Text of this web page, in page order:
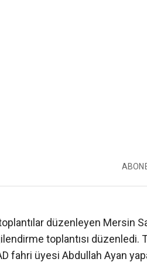
düzenleyen Mersin
toplantısı düzenledi.
fahri üyesi Abdullah Ayan